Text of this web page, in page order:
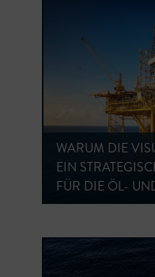
WARUM DIE
EIN
FÜR DIE ÖL-